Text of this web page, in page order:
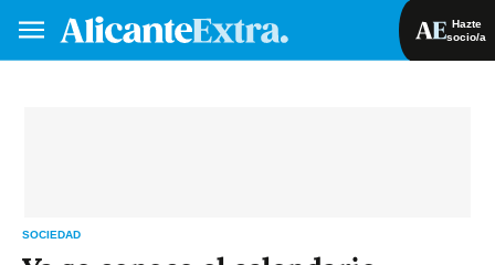
Hazte
socio/a
SOCIEDAD